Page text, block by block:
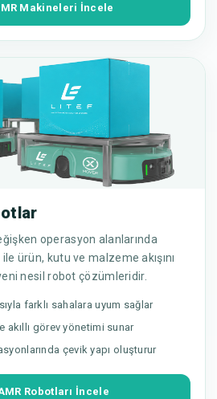
Makineleri İncele
operasyon alanlarında
ürün, kutu ve malzeme akışını
nesil robot çözümleridir.
farklı sahalara uyum sağlar
görev yönetimi sunar
çevik yapı oluşturur
Robotları İncele